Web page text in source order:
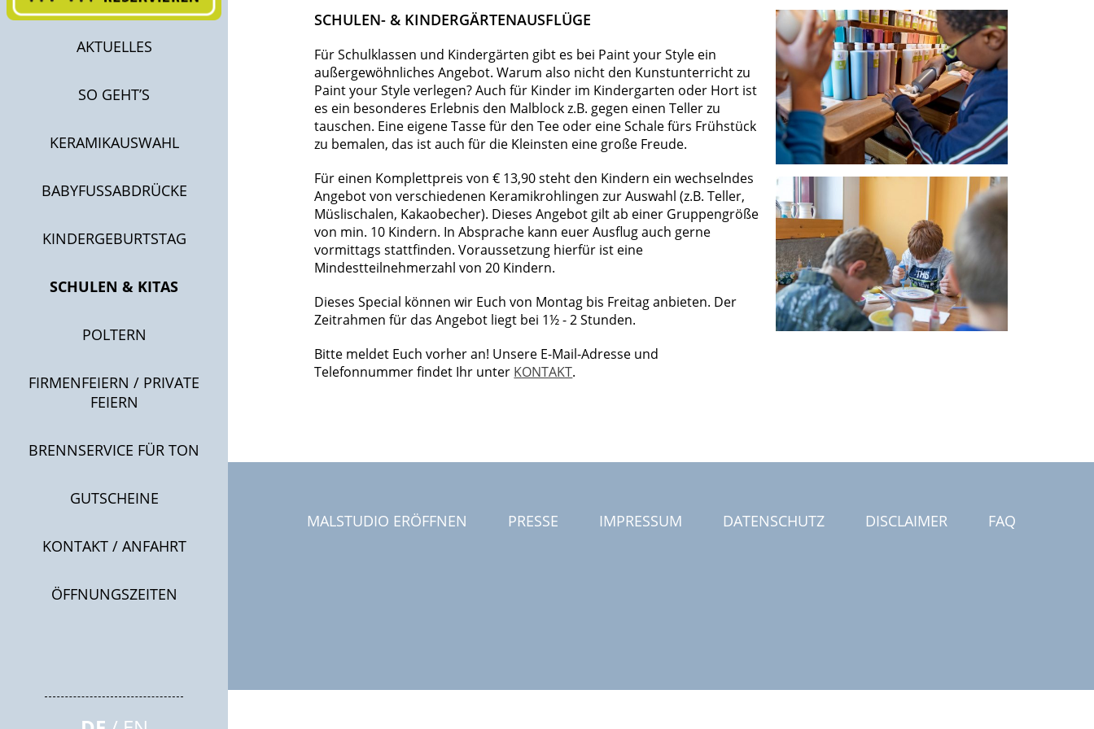
AKTUELLES
SO GEHT’S
KERAMIKAUSWAHL
BABYFUSSABDRÜCKE
KINDERGEBURTSTAG
SCHULEN & KITAS
POLTERN
FIRMENFEIERN / PRIVATE
FEIERN
BRENNSERVICE FÜR TON
GUTSCHEINE
KONTAKT / ANFAHRT
ÖFFNUNGSZEITEN
SCHULEN- & KINDERGÄRTENAUSFLÜGE
Für Schulklassen und Kindergärten gibt es bei Paint your Style ein
außergewöhnliches Angebot. Warum also nicht den Kunstunterricht zu
Paint your Style verlegen? Auch für Kinder im Kindergarten oder Hort ist
es ein besonderes Erlebnis den Malblock z.B. gegen einen Teller zu
tauschen. Eine eigene Tasse für den Tee oder eine Schale fürs Frühstück
zu bemalen, das ist auch für die Kleinsten eine große Freude.
Für einen Komplettpreis von € 13,90 steht den Kindern ein wechselndes
Angebot von verschiedenen Keramikrohlingen zur Auswahl (z.B. Teller,
Müslischalen, Kakaobecher). Dieses Angebot gilt ab einer Gruppengröße
von min. 10 Kindern. In Absprache kann euer Ausflug auch gerne
vormittags stattfinden. Voraussetzung hierfür ist eine
Mindestteilnehmerzahl von 20 Kindern.
Dieses Special können wir Euch von Montag bis Freitag anbieten. Der
Zeitrahmen für das Angebot liegt bei 1½ - 2 Stunden.
Bitte meldet Euch vorher an! Unsere E-Mail-Adresse und
Telefonnummer findet Ihr unter KONTAKT.
MALSTUDIO ERÖFFNEN PRESSE IMPRESSUM DATENSCHUTZ DISCLAIMER FAQ